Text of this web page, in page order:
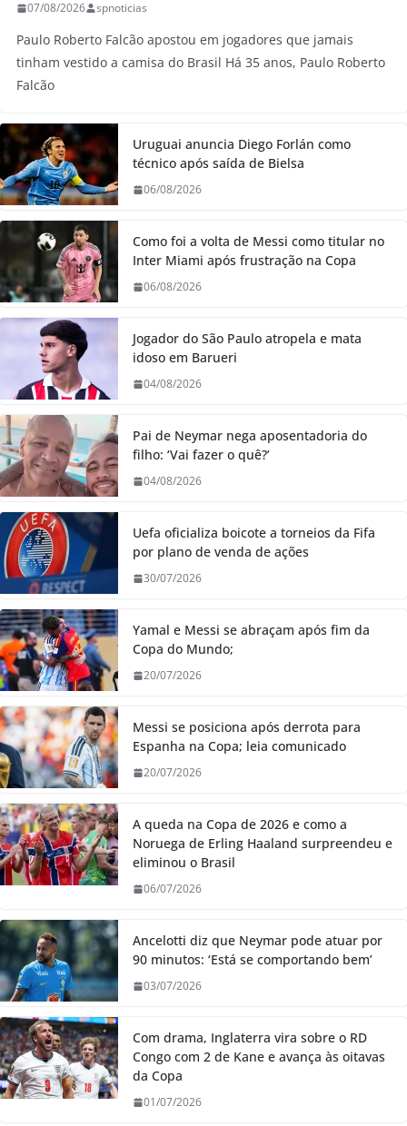
07/08/2026 spnoticias
Paulo Roberto Falcão apostou em jogadores que jamais
tinham vestido a camisa do Brasil Há 35 anos, Paulo Roberto
Falcão
Uruguai anuncia Diego Forlán como
técnico após saída de Bielsa
06/08/2026
Como foi a volta de Messi como titular no
Inter Miami após frustração na Copa
06/08/2026
Jogador do São Paulo atropela e mata
idoso em Barueri
04/08/2026
Pai de Neymar nega aposentadoria do
filho: ‘Vai fazer o quê?’
04/08/2026
Uefa oficializa boicote a torneios da Fifa
por plano de venda de ações
30/07/2026
Yamal e Messi se abraçam após fim da
Copa do Mundo;
20/07/2026
Messi se posiciona após derrota para
Espanha na Copa; leia comunicado
20/07/2026
A queda na Copa de 2026 e como a
Noruega de Erling Haaland surpreendeu e
eliminou o Brasil
06/07/2026
Ancelotti diz que Neymar pode atuar por
90 minutos: ‘Está se comportando bem’
03/07/2026
Com drama, Inglaterra vira sobre o RD
Congo com 2 de Kane e avança às oitavas
da Copa
01/07/2026